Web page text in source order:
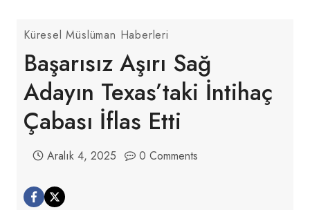
Küresel Müslüman Haberleri
Başarısız Aşırı Sağ
Adayın Texas’taki İntihaç
Çabası İflas Etti
Aralık 4, 2025 0 Comments